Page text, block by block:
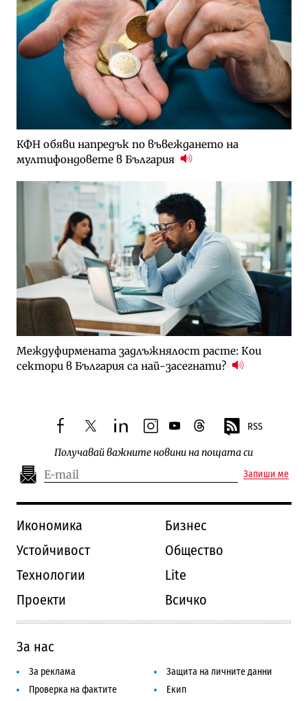
КФН обяви напредък по въвеждането на
мултифондовете в България
Междуфирмената задлъжнялост расте: Кои
сектори в България са най-засегнати?
facebooktwitterlinkedininstagram
youtubethreads RSS
Получавай важните новини на пощата си
Запиши ме
Икономика
Бизнес
Устойчивост
Общество
Технологии
Lite
Проекти
Всичко
За нас
За реклама
Защита на личните данни
Проверка на фактите
Екип